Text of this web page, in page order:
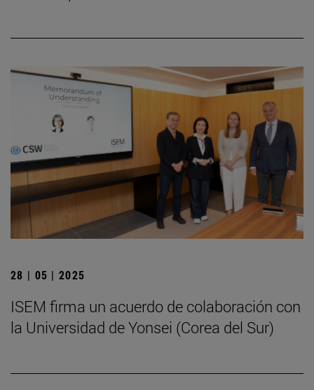
28 | 05 | 2025
ISEM firma un acuerdo de colaboración con
la Universidad de Yonsei (Corea del Sur)